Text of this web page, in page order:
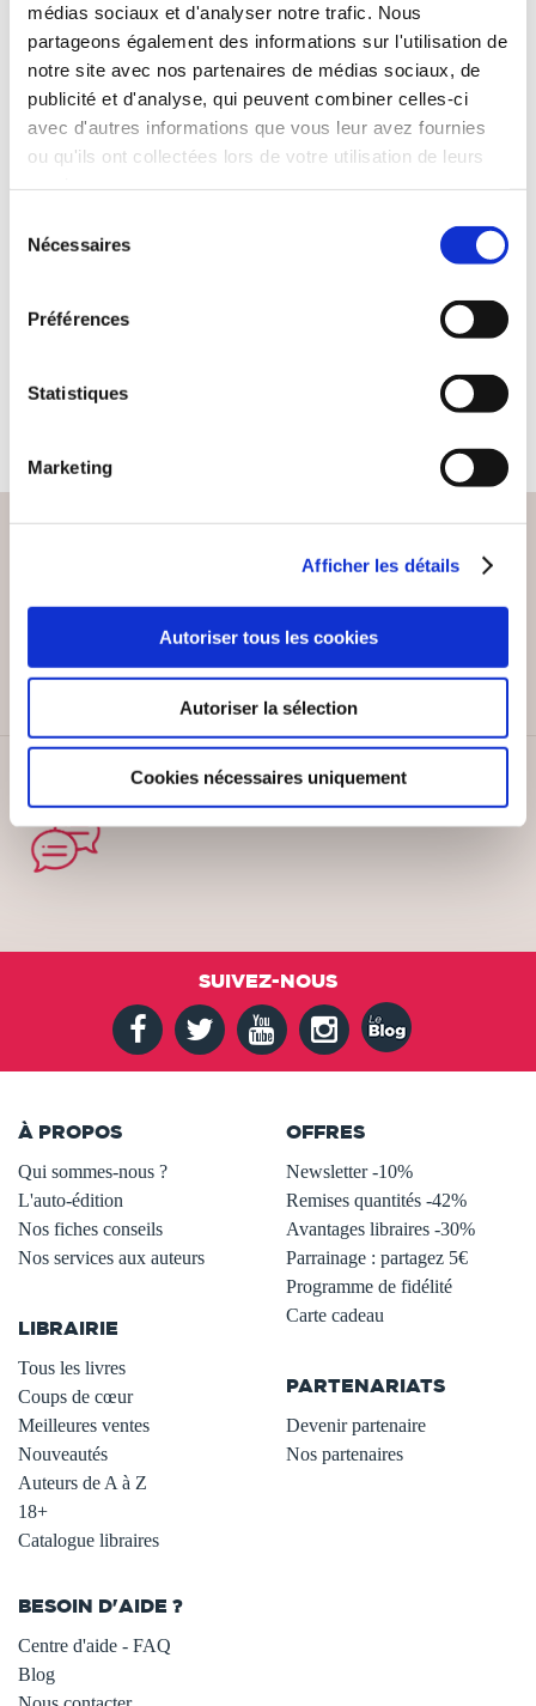
médias sociaux et d'analyser notre trafic. Nous
partageons également des informations sur l'utilisation de
notre site avec nos partenaires de médias sociaux, de
publicité et d'analyse, qui peuvent combiner celles-ci
avec d'autres informations que vous leur avez fournies
ou qu'ils ont collectées lors de votre utilisation de leurs
Nécessaires
Préférences
Statistiques
Marketing
Afficher les détails
Autoriser tous les cookies
Autoriser la sélection
Cookies nécessaires uniquement
BALADE SUR LES
Nouvelles érotiques
17€18
Remises quantités jusqu'à -42%
SERVICE CLIENT
SUIVEZ-NOUS
À PROPOS
Qui sommes-nous ?
L'auto-édition
Nos fiches conseils
Nos services aux auteurs
LIBRAIRIE
Tous les livres
Coups de cœur
Meilleures ventes
Nouveautés
Auteurs de A à Z
18+
Catalogue libraires
OFFRES
Newsletter -10%
Remises quantités -42%
Avantages libraires -30%
Parrainage : partagez 5€
Programme de fidélité
Carte cadeau
PARTENARIATS
Devenir partenaire
Nos partenaires
BESOIN D'AIDE ?
Centre d'aide - FAQ
Blog